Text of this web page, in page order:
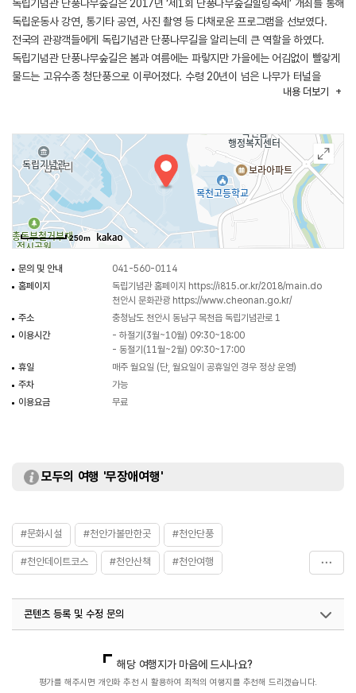
독립기념관 단풍나무숲길은 2017년 ‘제1회 단풍나무숲길힐링축제’ 개최를 통해
독립운동사 강연, 통기타 공연, 사진 촬영 등 다채로운 프로그램을 선보였다.
전국의 관광객들에게 독립기념관 단풍나무길을 알리는데 큰 역할을 하였다.
독립기념관 단풍나무숲길은 봄과 여름에는 파랗지만 가을에는 어김없이 빨갛게
물드는 고유수종 청단풍으로 이루어졌다. 수령 20년이 넘은 나무가 터널을
내용 더보기
250m
문의 및 안내
041-560-0114
홈페이지
독립기념관 홈페이지 https://i815.or.kr/2018/main.do
천안시 문화관광 https://www.cheonan.go.kr/
주소
충청남도 천안시 동남구 목천읍 독립기념관로 1
이용시간
- 하절기(3월~10월) 09:30~18:00
- 동절기(11월~2월) 09:30~17:00
휴일
매주 월요일 (단, 월요일이 공휴일인 경우 정상 운영)
주차
가능
이용요금
무료
모두의 여행 '무장애여행'
#문화시설 #천안가볼만한곳 #천안단풍
#천안데이트코스 #천안산책 #천안여행
콘텐츠 등록 및 수정 문의
해당 여행지가 마음에 드시나요?
평가를 해주시면 개인화 추천 시 활용하여 최적의 여행지를 추천해 드리겠습니다.